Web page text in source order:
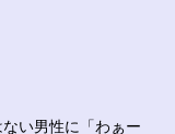
い男性に「わぁー